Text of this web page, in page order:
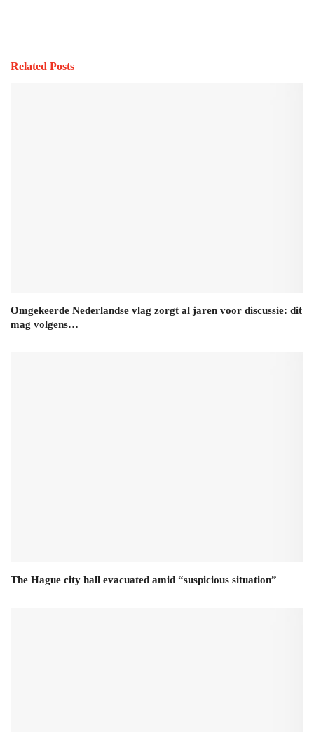
Related Posts
Omgekeerde Nederlandse vlag zorgt al jaren voor discussie: dit
mag volgens…
The Hague city hall evacuated amid “suspicious situation”